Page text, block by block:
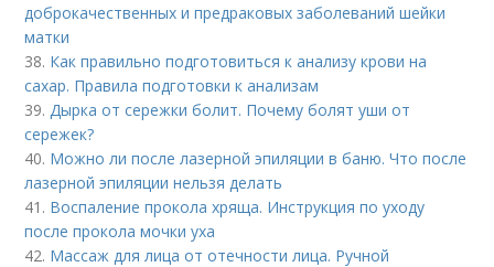
доброкачественных и предраковых заболеваний шейки
матки
38. Как правильно подготовиться к анализу крови на
сахар. Правила подготовки к анализам
39. Дырка от сережки болит. Почему болят уши от
сережек?
40. Можно ли после лазерной эпиляции в баню. Что после
лазерной эпиляции нельзя делать
41. Воспаление прокола хряща. Инструкция по уходу
после прокола мочки уха
42. Массаж для лица от отечности лица. Ручной